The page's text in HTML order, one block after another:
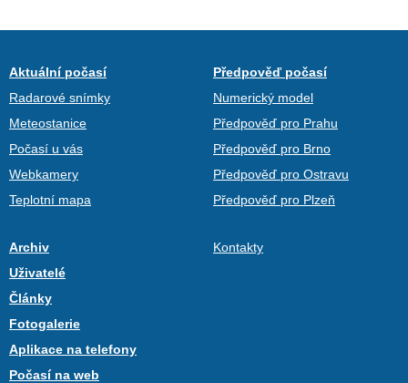
Aktuální počasí
Radarové snímky
Meteostanice
Počasí u vás
Webkamery
Teplotní mapa
Předpověď počasí
Numerický model
Předpověď pro Prahu
Předpověď pro Brno
Předpověď pro Ostravu
Předpověď pro Plzeň
Archiv
Uživatelé
Články
Fotogalerie
Aplikace na telefony
Počasí na web
Kontakty